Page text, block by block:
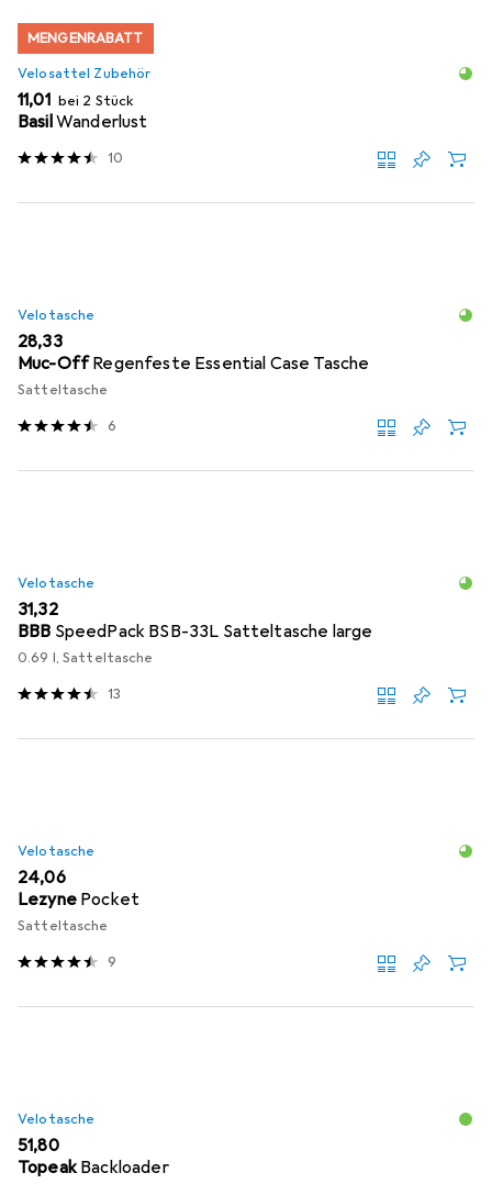
MENGENRABATT
Velosattel Zubehör
EUR
11,01 bei 2 Stück
BasilWanderlust
10
Velotasche
EUR
28,33
Muc-OffRegenfeste Essential Case Tasche
Satteltasche
6
Velotasche
EUR
31,32
BBB SpeedPack BSB-33L Satteltasche large
0.69 l, Satteltasche
13
Velotasche
EUR
24,06
Lezyne Pocket
Satteltasche
9
Velotasche
EUR
51,80
Topeak Backloader